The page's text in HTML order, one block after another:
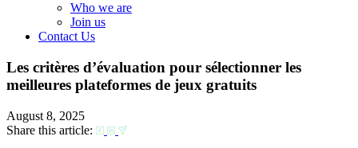
Who we are
Join us
Contact Us
Les critères d’évaluation pour sélectionner les
meilleures plateformes de jeux gratuits
August 8, 2025
Share this article: